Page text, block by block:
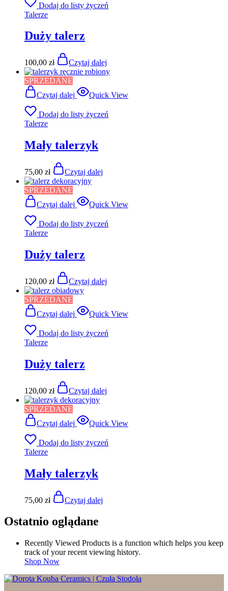
Dodaj do listy życzeń
Talerze
Duży talerz
100,00 zł Czytaj dalej
SPRZEDANE
Czytaj dalej
Quick View
Dodaj do listy życzeń
Talerze
Mały talerzyk
75,00 zł Czytaj dalej
SPRZEDANE
Czytaj dalej
Quick View
Dodaj do listy życzeń
Talerze
Duży talerz
120,00 zł Czytaj dalej
SPRZEDANE
Czytaj dalej
Quick View
Dodaj do listy życzeń
Talerze
Duży talerz
120,00 zł Czytaj dalej
SPRZEDANE
Czytaj dalej
Quick View
Dodaj do listy życzeń
Talerze
Mały talerzyk
75,00 zł Czytaj dalej
Ostatnio oglądane
Recently Viewed Products is a function which helps you keep
track of your recent viewing history.
Shop Now